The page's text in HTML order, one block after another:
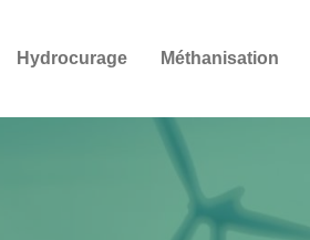
Hydrocurage Méthanisation